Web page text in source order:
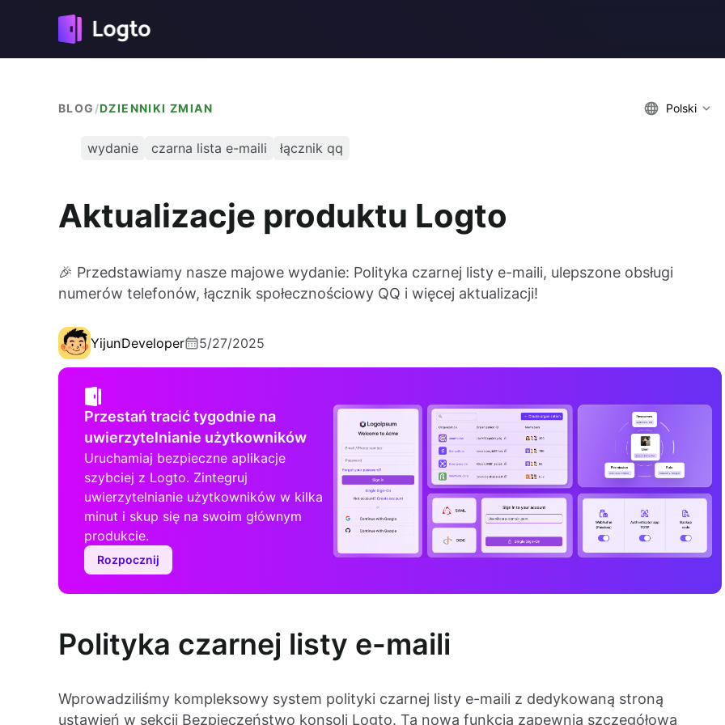
BLOG /DZIENNIKI ZMIAN Polski
wydanie czarna lista e-maili łącznik qq
Aktualizacje produktu Logto
🎉 Przedstawiamy nasze majowe wydanie: Polityka czarnej listy e-maili, ulepszone obsługi
numerów telefonów, łącznik społecznościowy QQ i więcej aktualizacji!
YijunDeveloper 5/27/2025
Przestań tracić tygodnie na
uwierzytelnianie użytkowników
Uruchamiaj bezpieczne aplikacje
szybciej z Logto. Zintegruj
uwierzytelnianie użytkowników w kilka
minut i skup się na swoim głównym
produkcie.
Rozpocznij
Polityka czarnej listy e-maili
Wprowadziliśmy kompleksowy system polityki czarnej listy e-maili z dedykowaną stroną
ustawień w sekcji Bezpieczeństwo konsoli Logto. Ta nowa funkcja zapewnia szczegółową